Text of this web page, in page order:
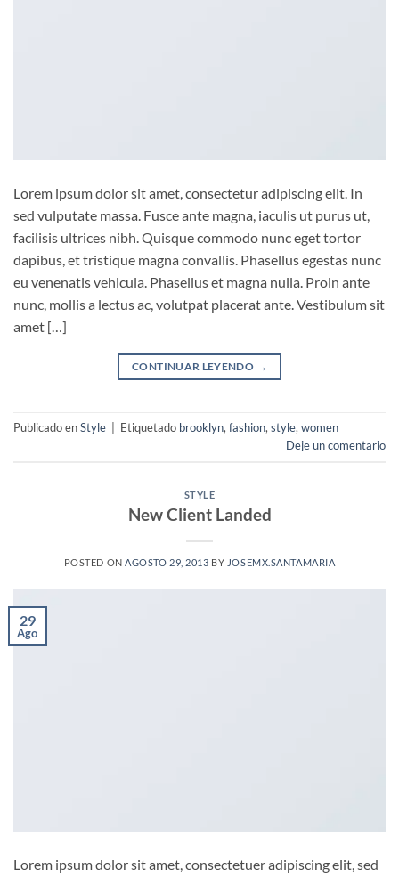
Lorem ipsum dolor sit amet, consectetur adipiscing elit. In
sed vulputate massa. Fusce ante magna, iaculis ut purus ut,
facilisis ultrices nibh. Quisque commodo nunc eget tortor
dapibus, et tristique magna convallis. Phasellus egestas nunc
eu venenatis vehicula. Phasellus et magna nulla. Proin ante
nunc, mollis a lectus ac, volutpat placerat ante. Vestibulum sit
amet […]
CONTINUAR LEYENDO →
Publicado enStyle Etiquetado brooklyn, fashion, style, women
Deje un comentario
STYLE
New Client Landed
POSTED ONAGOSTO 29, 2013 BY JOSEMX.SANTAMARIA
29
Ago
Lorem ipsum dolor sit amet, consectetuer adipiscing elit, sed